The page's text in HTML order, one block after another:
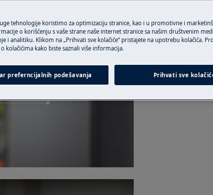
tehnologije koristimo za optimizaciju stranice, kao i u promotivne i
o korišćenju s vaše strane naše internet stranice sa našim društvenim
i analitiku. Klikom na „Prihvati sve kolačiće“ pristajete na upotrebu kolačića.
kolačićima kako biste saznali više informacija.
preferncijalnih podešavanja Prihvati sve